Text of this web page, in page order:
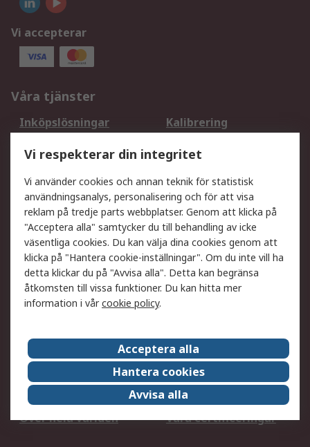
Vi accepterar
Våra tjänster
Inköpslösningar
Kalibrering
DesignSpark
Teknisk Support
Ditt lokala säljteam
Exportlösningar
Support
Få hjälp
Retur av varor
Leverans
Spåra din order
Begär en fakturakopi
Fördelar med RS-konto
Betalningsalternativ
Om RS
Försäljningsvillkor
Det juridiska
Press Centre
Jobba hos RS
ESG
Över hela världen
Våra certificeringar
Vi respekterar din integritet
Vi använder cookies och annan teknik för statistisk
användningsanalys, personalisering och för att visa
reklam på tredje parts webbplatser. Genom att klicka på
"Acceptera alla" samtycker du till behandling av icke
väsentliga cookies. Du kan välja dina cookies genom att
klicka på "Hantera cookie-inställningar". Om du inte vill ha
detta klickar du på "Avvisa alla". Detta kan begränsa
åtkomsten till vissa funktioner. Du kan hitta mer
information i vårcookie policy.
Acceptera alla
Hantera cookies
Avvisa alla